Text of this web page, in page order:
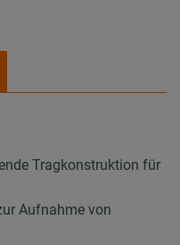
Tragkonstruktion für
Aufnahme von